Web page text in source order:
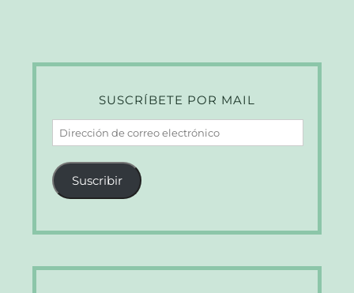
SUSCRÍBETE POR MAIL
Dirección
de
correo
electrónico
Suscribir